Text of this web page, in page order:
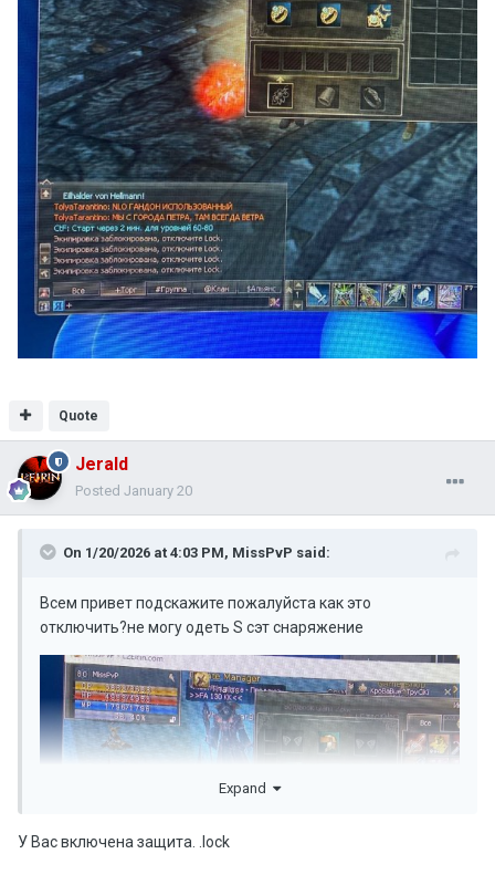
Quote
Jerald
Posted January 20
On 1/20/2026 at 4:03 PM, MissPvP said:
Всем привет подскажите пожалуйста как это
отключить?не могу одеть S сэт снаряжение
Expand
У Вас включена защита. .lock